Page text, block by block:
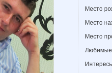
Место
Место
Место
Любимые